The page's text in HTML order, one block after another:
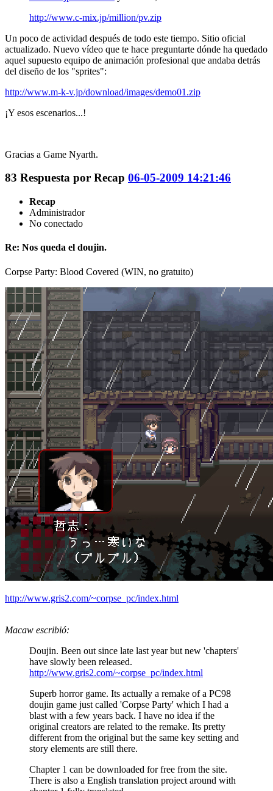
http://www.c-mix.jp/million/pv.zip
Un poco de actividad después de todo este tiempo. Sitio oficial
actualizado. Nuevo vídeo que te hace preguntarte dónde ha quedado
aquel supuesto equipo de animación profesional que andaba detrás
del diseño de los "sprites":
http://www.m-k-v.jp/download/images/demo01.zip
¡Y esos escenarios...!
Gracias a Game Nyarth.
83 Respuesta por Recap 06-05-2009 14:21:46
Recap
Administrador
No conectado
Re: Nos queda el doujin.
Corpse Party: Blood Covered (WIN, no gratuito)
http://www.gris2.com/~corpse_pc/index.html
Macaw escribió:
Doujin. Been out since late last year but new 'chapters'
have slowly been released.
http://www.gris2.com/~corpse_pc/index.html
Superb horror game. Its actually a remake of a PC98
doujin game just called 'Corpse Party' which I had a
blast with a few years back. I have no idea if the
original creators are related to the remake. Its pretty
different from the original but the same key setting and
story elements are still there.
Chapter 1 can be downloaded for free from the site.
There is also a English translation project around with